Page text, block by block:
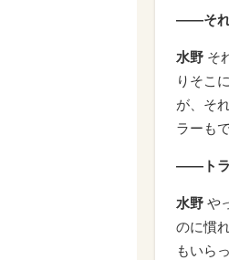
――それ
水野 そ
りそこ
が、そ
ラーも
――トラ
水野 や
のに慣
もいら